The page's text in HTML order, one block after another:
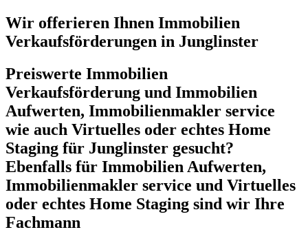
Wir offerieren Ihnen Immobilien
Verkaufsförderungen in Junglinster
Preiswerte Immobilien
Verkaufsförderung und Immobilien
Aufwerten, Immobilienmakler service
wie auch Virtuelles oder echtes Home
Staging für Junglinster gesucht?
Ebenfalls für Immobilien Aufwerten,
Immobilienmakler service und Virtuelles
oder echtes Home Staging sind wir Ihre
Fachmann